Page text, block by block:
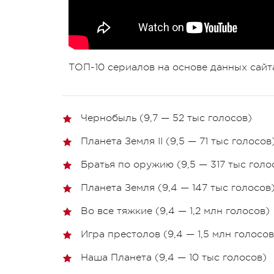
ТОП-10 сериалов на основе данных
Чернобыль (9,7 — 52 тыс голосов)
Планета Земля II (9,5 — 71 тыс
Братья по оружию (9,5 — 317 тыс
Планета Земля (9,4 — 147 тыс голосов)
Во все тяжкие (9,4 — 1,2 млн голосов)
Игра престолов (9,4 — 1,5 млн
Наша Планета (9,4 — 10 тыс голосов)